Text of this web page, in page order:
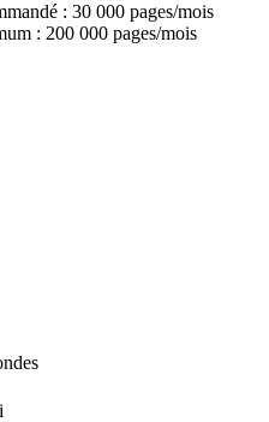
: 30 000 pages/mois
: 200 000 pages/mois